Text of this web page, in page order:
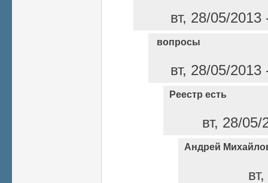
вт, 28/05/
вопросы
вт, 28/05/
Реестр есть
вт, 28/
Андрей